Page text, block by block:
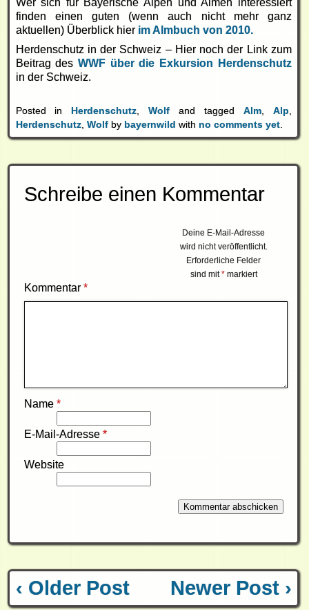
Wer sich für Bayerische Alpen und Almen interessiert
finden einen guten (wenn auch nicht mehr ganz
aktuellen) Überblick hier im Almbuch von 2010.
Herdenschutz in der Schweiz – Hier noch der Link zum
Beitrag des WWF über die Exkursion Herdenschutz
in der Schweiz.
Posted inHerdenschutz ,Wolf and taggedAlm Alp
Herdenschutz, Wolfby bayernwild with no comments yet.
Schreibe einen Kommentar
Deine E-Mail-Adresse
wird nicht veröffentlicht.
Erforderliche Felder
sind mit*markiert
Kommentar*
Name *
E-Mail-Adresse *
Website
‹ Older Post Newer Post ›